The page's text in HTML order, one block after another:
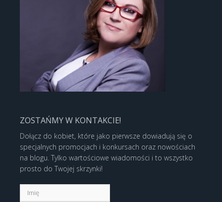
ZOSTAŃMY W KONTAKCIE!
Dołącz do kobiet, które jako pierwsze dowiadują się o
specjalnych promocjach i konkursach oraz nowościach
na blogu. Tylko wartościowe wiadomości i to wszystko
prosto do Twojej skrzynki!